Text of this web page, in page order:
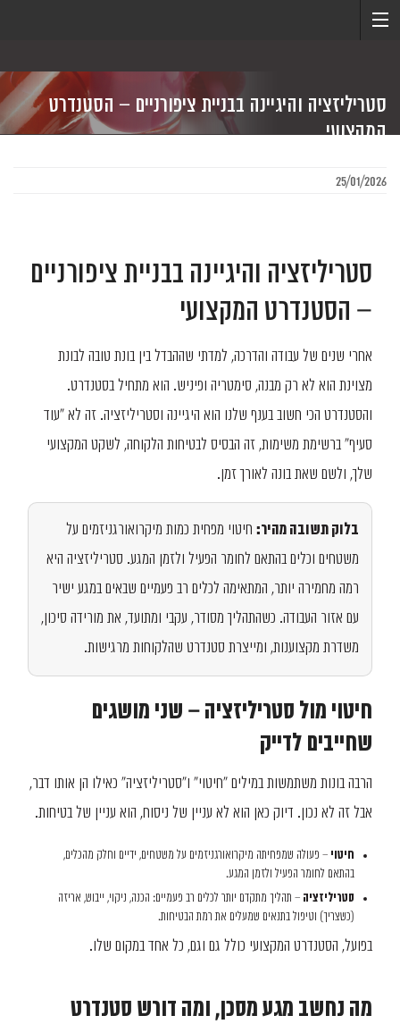
סטריליזציה והיגיינה בבניית ציפורניים – הסטנדרט
המקצועי
25/01/2026
סטריליזציה והיגיינה בבניית ציפורניים
– הסטנדרט המקצועי
אחרי שנים של עבודה והדרכה, למדתי שההבדל בין בונת טובה לבונת
מצוינת הוא לא רק מבנה, סימטריה ופיניש. הוא מתחיל בסטנדרט.
והסטנדרט הכי חשוב בענף שלנו הוא היגיינה וסטריליזציה. זה לא "עוד
סעיף" ברשימת משימות, זה הבסיס לבטיחות הלקוחה, לשקט המקצועי
שלך, ולשם שאת בונה לאורך זמן.
בלוק תשובה מהיר: חיטוי מפחית כמות מיקרואורגניזמים על
משטחים וכלים בהתאם לחומר הפעיל ולזמן המגע. סטריליזציה היא
רמה מחמירה יותר, המתאימה לכלים רב פעמיים שבאים במגע ישיר
עם אזור העבודה. כשהתהליך מסודר, עקבי ומתועד, את מורידה סיכון,
משדרת מקצוענות, ומייצרת סטנדרט שהלקוחות מרגישות.
חיטוי מול סטריליזציה – שני מושגים
שחייבים לדייק
הרבה בונות משתמשות במילים "חיטוי" ו"סטריליזציה" כאילו הן אותו דבר,
אבל זה לא נכון. דיוק כאן הוא לא עניין של ניסוח, הוא עניין של בטיחות.
חיטוי – פעולה שמפחיתה מיקרואורגניזמים על משטחים, ידיים וחלק מהכלים,
בהתאם לחומר הפעיל ולזמן המגע.
סטריליזציה – תהליך מתקדם יותר לכלים רב פעמיים: הכנה, ניקוי, ייבוש, אריזה
(כשצריך) וטיפול בתנאים שמעלים את רמת הבטיחות.
בפועל, הסטנדרט המקצועי כולל גם וגם, כל אחד במקום שלו.
מה נחשב מגע מסכן, ומה דורש סטנדרט